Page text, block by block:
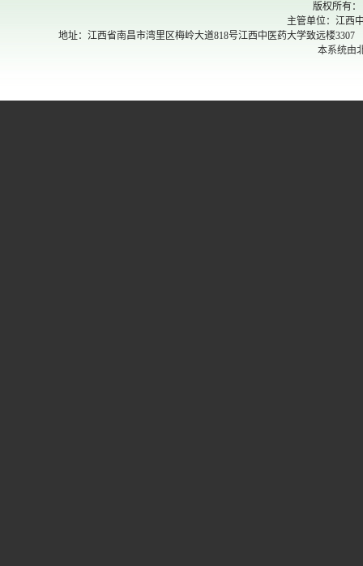
版权所有
主管单位：江西
地址：江西省南昌市湾里区梅岭大道818号江西中医药大学致远楼3307
本系统由